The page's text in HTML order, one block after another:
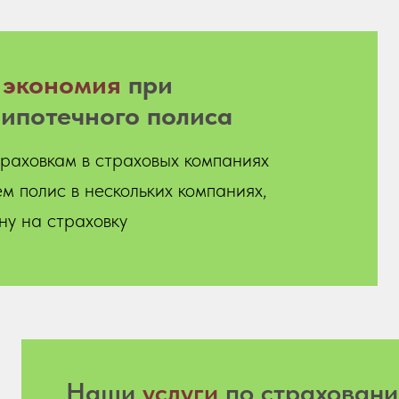
экономия при
полиса
в страховых компаниях
полис в нескольких компаниях,
на страховку
Hаши услуги по